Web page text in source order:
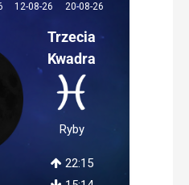
12-08-26 20-08-26
Trzecia
Kwadra
Ryby
22:15